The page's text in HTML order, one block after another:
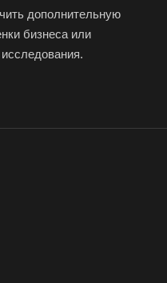
дополнительную
бизнеса или